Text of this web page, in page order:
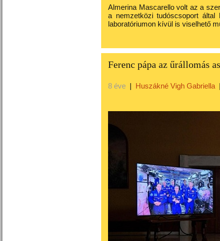
Almerina Mascarello volt az a
a nemzetközi tudóscsoport
laboratóriumon kívül is viselhető
Ferenc pápa az űrállomás
8 éve | Huszákné Vigh Gabriella